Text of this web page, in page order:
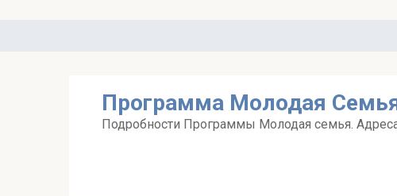
Программа Молодая
Подробности Программы Молодая семья.